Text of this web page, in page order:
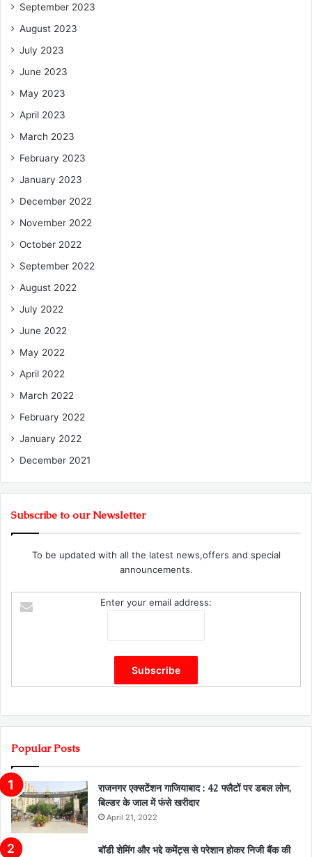
September 2023
August 2023
July 2023
June 2023
May 2023
April 2023
March 2023
February 2023
January 2023
December 2022
November 2022
October 2022
September 2022
August 2022
July 2022
June 2022
May 2022
April 2022
March 2022
February 2022
January 2022
December 2021
Subscribe to our Newsletter
To be updated with all the latest news,offers and special
announcements.
Enter your email address:
Popular Posts
राजनगर एक्सटेंशन गाजियाबाद : 42 फ्लैटों पर डबल लोन,
बिल्डर के जाल में फंसे खरीदार
April 21, 2022
बॉडी शेमिंग और भद्दे कमेंट्स से परेशान होकर निजी बैंक की